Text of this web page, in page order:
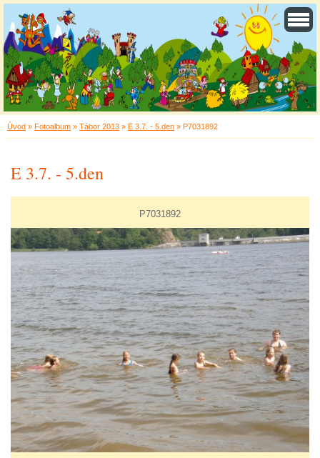
Úvod » Fotoalbum » Tábor 2013 » E 3.7. - 5.den » P7031892
E 3.7. - 5.den
P7031892